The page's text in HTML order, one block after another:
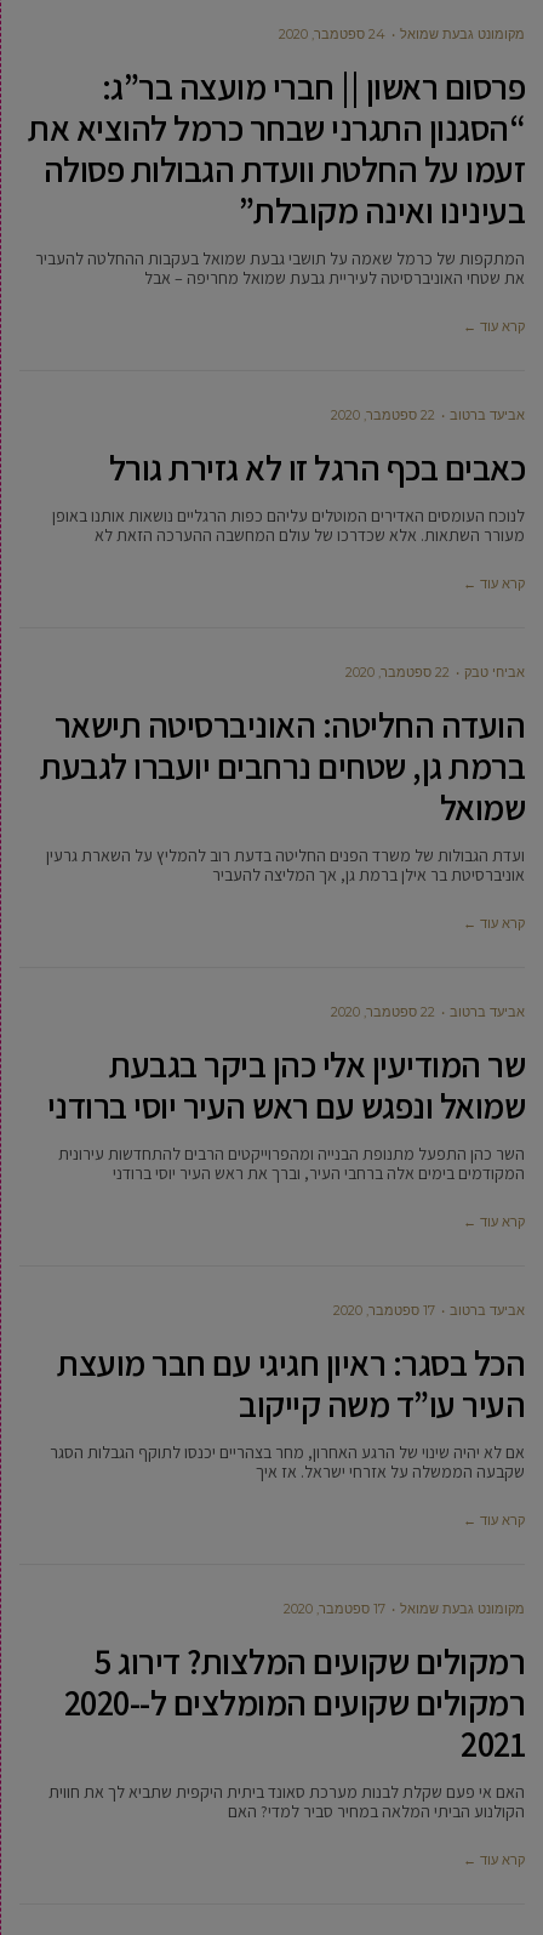
מקומונט גבעת שמואל 24 ספטמבר, 2020
פרסום ראשון || חברי מועצה בר”ג:
“הסגנון התגרני שבחר כרמל להוציא את
זעמו על החלטת וועדת הגבולות פסולה
בעינינו ואינה מקובלת”
המתקפות של כרמל שאמה על תושבי גבעת שמואל בעקבות ההחלטה להעביר
את שטחי האוניברסיטה לעיריית גבעת שמואל מחריפה – אבל
קרא עוד ←
אביעד ברטוב 22 ספטמבר, 2020
כאבים בכף הרגל זו לא גזירת גורל
לנוכח העומסים האדירים המוטלים עליהם כפות הרגליים נושאות אותנו באופן
מעורר השתאות. אלא שכדרכו של עולם המחשבה ההערכה הזאת לא
קרא עוד ←
אביחי טבק 22 ספטמבר, 2020
הועדה החליטה: האוניברסיטה תישאר
ברמת גן, שטחים נרחבים יועברו לגבעת
שמואל
ועדת הגבולות של משרד הפנים החליטה בדעת רוב להמליץ על השארת גרעין
אוניברסיטת בר אילן ברמת גן, אך המליצה להעביר
קרא עוד ←
אביעד ברטוב 22 ספטמבר, 2020
שר המודיעין אלי כהן ביקר בגבעת
שמואל ונפגש עם ראש העיר יוסי ברודני
השר כהן התפעל מתנופת הבנייה ומהפרוייקטים הרבים להתחדשות עירונית
המקודמים בימים אלה ברחבי העיר, וברך את ראש העיר יוסי ברודני
קרא עוד ←
אביעד ברטוב 17 ספטמבר, 2020
הכל בסגר: ראיון חגיגי עם חבר מועצת
העיר עו”ד משה קייקוב
אם לא יהיה שינוי של הרגע האחרון, מחר בצהריים יכנסו לתוקף הגבלות הסגר
שקבעה הממשלה על אזרחי ישראל. אז איך
קרא עוד ←
מקומונט גבעת שמואל 17 ספטמבר, 2020
רמקולים שקועים המלצות? דירוג 5
רמקולים שקועים המומלצים ל-2020-
2021
האם אי פעם שקלת לבנות מערכת סאונד ביתית היקפית שתביא לך את חווית
הקולנוע הביתי המלאה במחיר סביר למדי? האם
קרא עוד ←